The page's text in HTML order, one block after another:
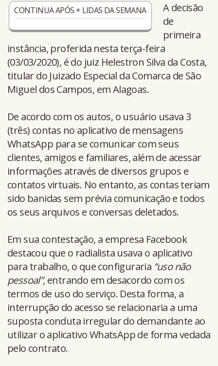
CONTINUA APÓS + LIDAS DA SEMANA
A decisão
de
primeira
instância, proferida nesta terça-feira
(03/03/2020), é do juiz Helestron Silva da Costa,
titular do Juizado Especial da Comarca de São
Miguel dos Campos, em Alagoas.
De acordo com os autos, o usuário usava 3
(três) contas no aplicativo de mensagens
WhatsApp para se comunicar com seus
clientes, amigos e familiares, além de acessar
informações através de diversos grupos e
contatos virtuais. No entanto, as contas teriam
sido banidas sem prévia comunicação e todos
os seus arquivos e conversas deletados.
Em sua contestação, a empresa Facebook
destacou que o radialista usava o aplicativo
para trabalho, o que configuraria “uso não
pessoal”, entrando em desacordo com os
termos de uso do serviço. Desta forma, a
interrupção do acesso se relacionaria a uma
suposta conduta irregular do demandante ao
utilizar o aplicativo WhatsApp de forma vedada
pelo contrato.